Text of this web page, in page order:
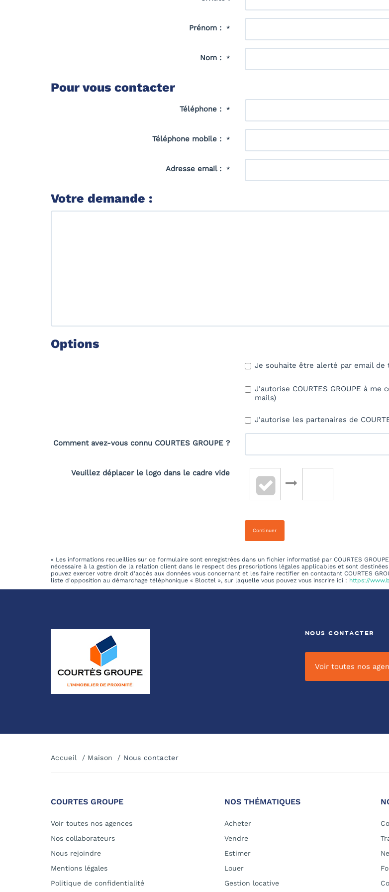
Prénom : *
Nom : *
Pour vous contacter
Téléphone : *
Téléphone mobile : *
Adresse email : *
Votre demande :
Options
Je souhaite être alerté par email de
J'autorise COURTES GROUPE à
mails)
J'autorise les partenaires de
Comment avez-vous connu COURTES GROUPE ?
Veuillez déplacer le logo dans le cadre vide
Continuer
« Les informations recueillies sur ce formulaire sont enregistrées dans un fichier informatisé par COURTES
nécessaire à la gestion de la relation client dans le respect des prescriptions légales applicables et sont
pouvez exercer votre droit d'accès aux données vous concernant et les faire rectifier en contactant COURTES
liste d'opposition au démarchage téléphonique « Bloctel », sur laquelle vous pouvez vous inscrire ici : https://
NOUS CONTACTER
Voir toutes nos
Accueil Maison Nous contacter
COURTES GROUPE
Voir toutes nos agences
Nos collaborateurs
Nous rejoindre
Mentions légales
Politique de confidentialité
NOS THÉMATIQUES
Acheter
Vendre
Estimer
Louer
Gestion locative